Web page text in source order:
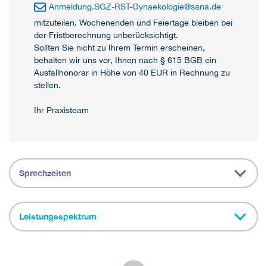
Anmeldung.SGZ-RST-Gynaekologie@sana.de
mitzuteilen. Wochenenden und Feiertage bleiben bei
der Fristberechnung unberücksichtigt.
Sollten Sie nicht zu Ihrem Termin erscheinen,
behalten wir uns vor, Ihnen nach § 615 BGB ein
Ausfallhonorar in Höhe von 40 EUR in Rechnung zu
stellen.
Ihr Praxisteam
Sprechzeiten
Leistungsspektrum